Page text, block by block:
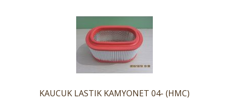
KAUCUK LASTIK KAMYONET 04- (HMC)